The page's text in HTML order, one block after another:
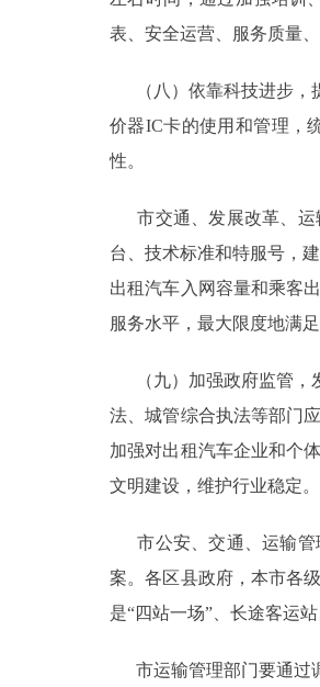
表、安全运营、服务质量
（八）依靠科技进步，
价器IC卡的使用和管理，
性。
市交通、发展改革、运
台、技术标准和特服号，
出租汽车入网容量和乘客
服务水平，最大限度地满
（九）加强政府监管，
法、城管综合执法等部门
加强对出租汽车企业和个
文明建设，维护行业稳定。
市公安、交通、运输管
案。各区县政府，本市各
是“四站一场”、长途客运
市运输管理部门要通过